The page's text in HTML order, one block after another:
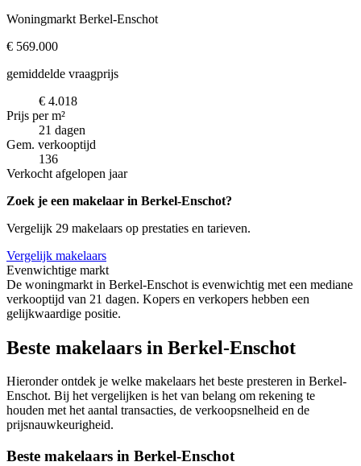
Woningmarkt Berkel-Enschot
€ 569.000
gemiddelde vraagprijs
€ 4.018
Prijs per m²
21 dagen
Gem. verkooptijd
136
Verkocht afgelopen jaar
Zoek je een makelaar in Berkel-Enschot?
Vergelijk 29 makelaars op prestaties en tarieven.
Vergelijk makelaars
Evenwichtige markt
De woningmarkt in Berkel-Enschot is evenwichtig met een mediane
verkooptijd van 21 dagen. Kopers en verkopers hebben een
gelijkwaardige positie.
Beste makelaars in Berkel-Enschot
Hieronder ontdek je welke makelaars het beste presteren in Berkel-
Enschot. Bij het vergelijken is het van belang om rekening te
houden met het aantal transacties, de verkoopsnelheid en de
prijsnauwkeurigheid.
Beste makelaars in Berkel-Enschot